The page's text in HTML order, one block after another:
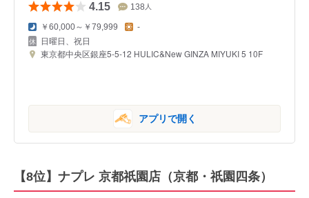
4.15 138 人
￥60,000～￥79,999 -
日曜日、祝日
東京都中央区銀座5-5-12 HULIC&New GINZA MIYUKI 5 10F
アプリで開く
【8位】ナプレ 京都祇園店（京都・祇園四条）